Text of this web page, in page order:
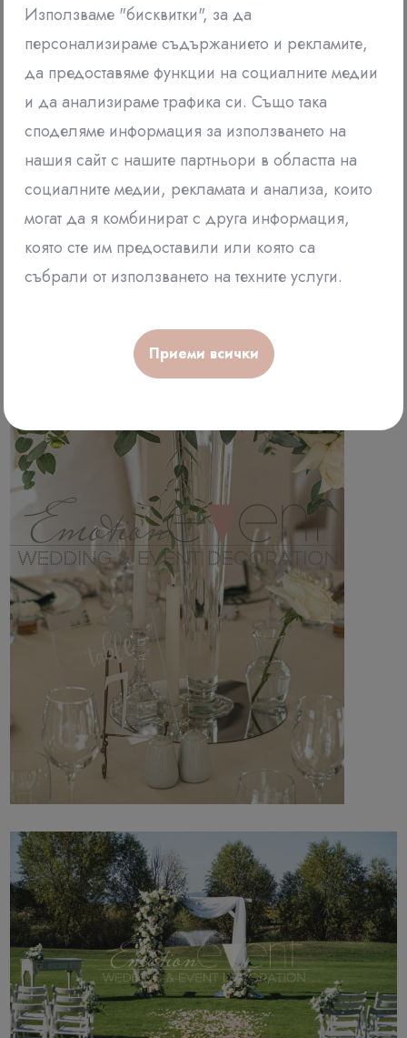
Използваме "бисквитки", за да
персонализираме съдържанието и рекламите,
да предоставяме функции на социалните медии
и да анализираме трафика си. Също така
споделяме информация за използването на
нашия сайт с нашите партньори в областта на
социалните медии, рекламата и анализа, които
могат да я комбинират с друга информация,
която сте им предоставили или която са
събрали от използването на техните услуги.
Приеми всички